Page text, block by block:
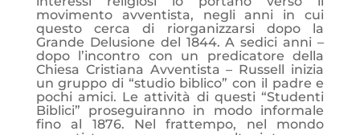
movimento avventista, negli anni in cui
questo cerca di riorganizzarsi dopo la
Grande Delusione del 1844. A sedici anni –
dopo l’incontro con un predicatore della
Chiesa Cristiana Avventista – Russell inizia
un gruppo di “studio biblico” con il padre e
pochi amici. Le attività di questi “Studenti
Biblici” proseguiranno in modo informale
fino al 1876. Nel frattempo, nel mondo